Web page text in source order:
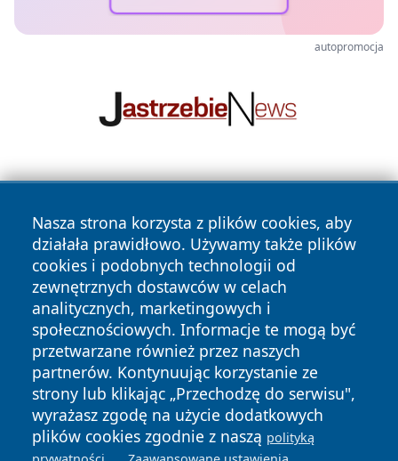
autopromocja
Nasza strona korzysta z plików cookies, aby
działała prawidłowo. Używamy także plików
cookies i podobnych technologii od
zewnętrznych dostawców w celach
analitycznych, marketingowych i
społecznościowych. Informacje te mogą być
przetwarzane również przez naszych
partnerów. Kontynuując korzystanie ze
strony lub klikając „Przechodzę do serwisu",
wyrażasz zgodę na użycie dodatkowych
plików cookies zgodnie z naszą polityką
Copyright © 2026 dabrowski24.pl Wszystkie prawa
zastrzeżone.
News Autorzy
Polityka
Prywatności
Polityka
Cookies